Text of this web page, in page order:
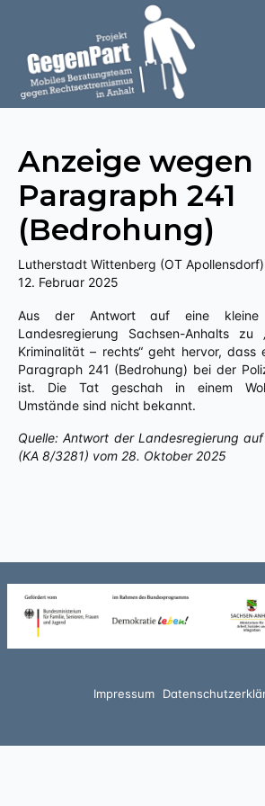
Anzeige wegen
Paragraph 241
(Bedrohung)
Lutherstadt Wittenberg (OT Apollensdorf)
12. Februar 2025
Aus der Antwort auf eine kleine Anfrage an die
Landesregierung Sachsen-Anhalts zu
Kriminalität – rechts“ geht hervor, dass
Paragraph 241 (Bedrohung) bei der
ist. Die Tat geschah in einem
Umstände sind nicht bekannt.
Quelle: Antwort der Landesregierung
(KA 8/3281) vom 28. Oktober 2025
Impressum